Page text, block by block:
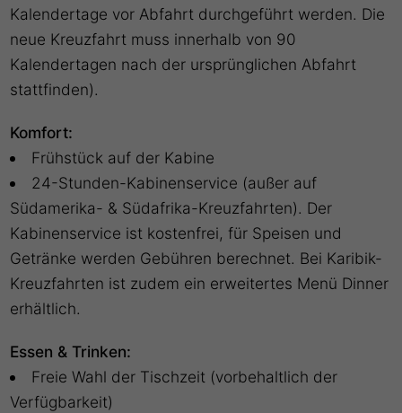
Kalendertage vor Abfahrt durchgeführt werden. Die
neue Kreuzfahrt muss innerhalb von 90
Kalendertagen nach der ursprünglichen Abfahrt
stattfinden).
Komfort:
Frühstück auf der Kabine
24-Stunden-Kabinenservice (außer auf
Südamerika- & Südafrika-Kreuzfahrten). Der
Kabinenservice ist kostenfrei, für Speisen und
Getränke werden Gebühren berechnet. Bei Karibik-
Kreuzfahrten ist zudem ein erweitertes Menü Dinner
erhältlich.
Essen & Trinken:
Freie Wahl der Tischzeit (vorbehaltlich der
Verfügbarkeit)